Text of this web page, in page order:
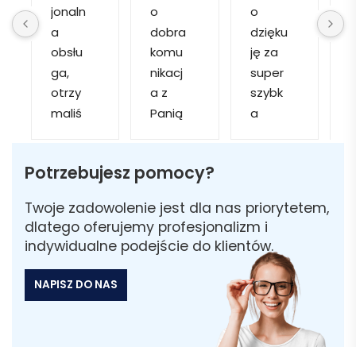
jonaln
a
obsłu
ga,
otrzy
maliś
wizuali
któryc
h
mogliś
o
dobra
komu
nikacj
a z
Panią
Szybk
realiza
cja ✅
Szybk
o
dzięku
ję za
super
szybk
a
Został
am
poinfo
rmow
ana
że
część
Potrzebujesz pomocy?
Twoje zadowolenie jest dla nas priorytetem,
dlatego oferujemy profesjonalizm i
indywidualne podejście do klientów.
NAPISZ DO NAS